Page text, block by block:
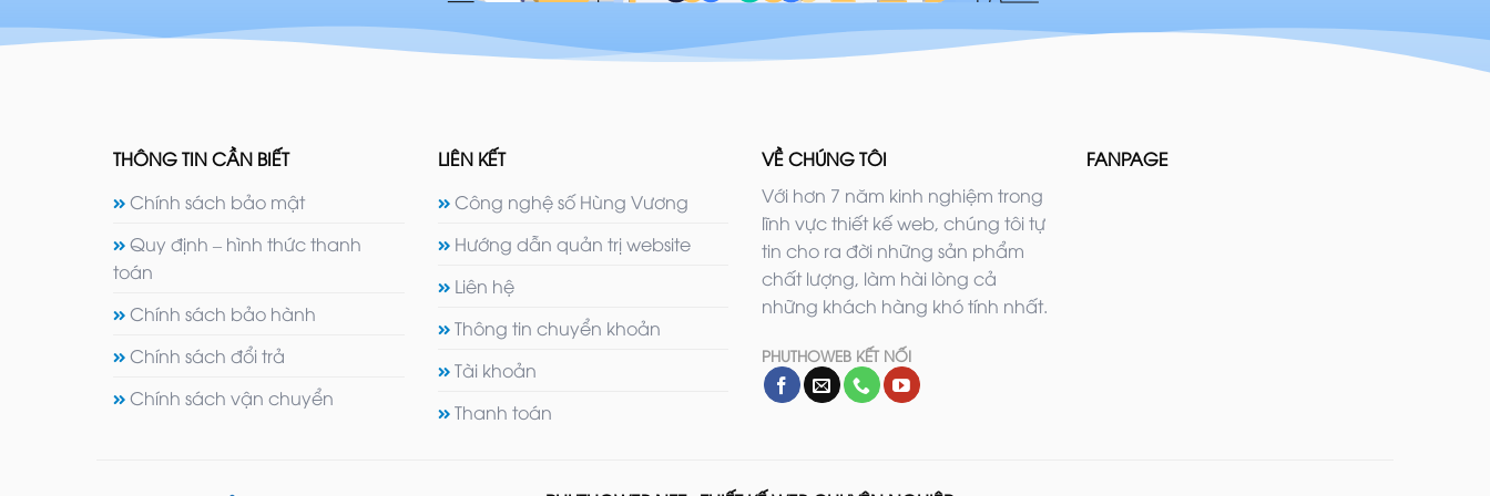
THÔNG TIN CẦN BIẾT
Chính sách bảo mật
Quy định – hình thức thanh
toán
Chính sách bảo hành
Chính sách đổi trả
Chính sách vận chuyển
LIÊN KẾT
Công nghệ số Hùng Vương
Hướng dẫn quản trị website
Liên hệ
Thông tin chuyển khoản
Tài khoản
Thanh toán
VỀ CHÚNG TÔI
Với hơn 7 năm kinh nghiệm trong
lĩnh vực thiết kế web, chúng tôi tự
tin cho ra đời những sản phẩm
chất lượng, làm hài lòng cả
những khách hàng khó tính nhất.
PHUTHOWEB KẾT NỐI
FANPAGE